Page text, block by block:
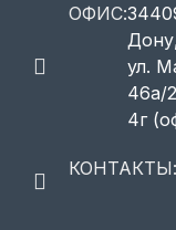
ОФИС:
ул.
46а/
4г
КОНТАКТЫ: